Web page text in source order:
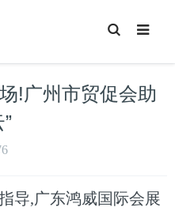
T
o
g
e
S
e
!广州市贸促会助
导,广东鸿威国际会展